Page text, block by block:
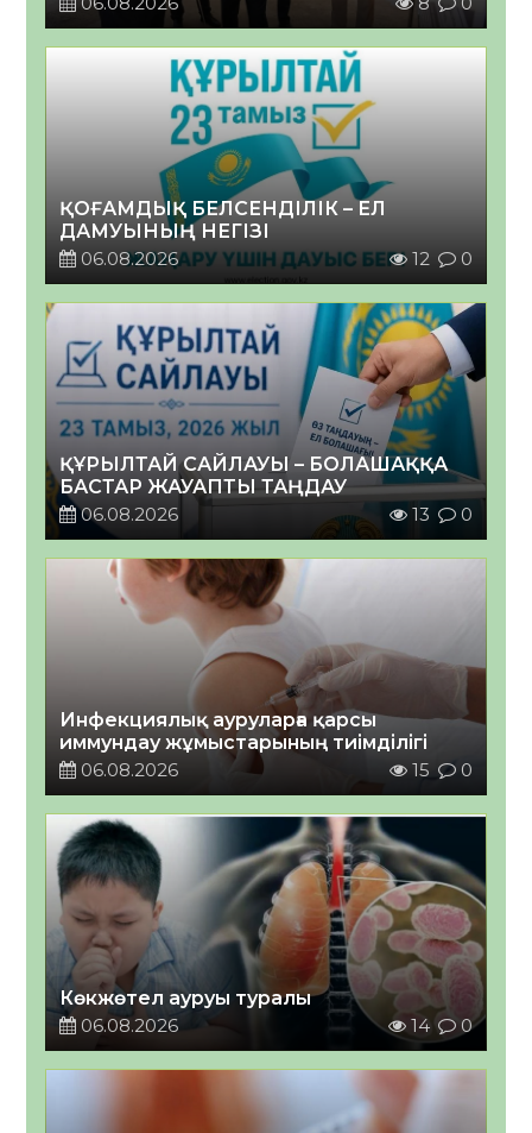
ҚОҒАМДЫҚ БЕЛСЕНДІЛІК – ЕЛ
ДАМУЫНЫҢ НЕГІЗІ
06.08.2026
12 0
ҚҰРЫЛТАЙ САЙЛАУЫ – БОЛАШАҚҚА
БАСТАР ЖАУАПТЫ ТАҢДАУ
06.08.2026
13 0
Инфекциялық ауруларға қарсы
иммундау жұмыстарының тиімділігі
06.08.2026
15 0
Көкжөтел ауруы туралы
06.08.2026
14 0